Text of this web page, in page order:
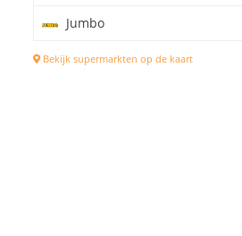
Jumbo
Bekijk supermarkten op de kaart